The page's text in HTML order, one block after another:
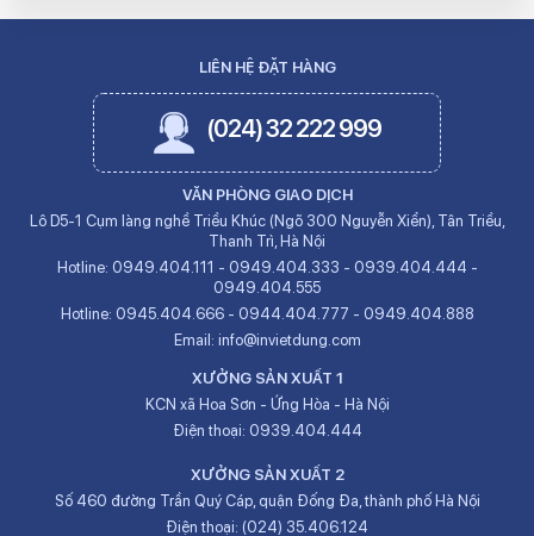
LIÊN HỆ ĐẶT HÀNG
(024) 32 222 999
VĂN PHÒNG GIAO DỊCH
Lô D5-1 Cụm làng nghề Triều Khúc (Ngõ 300 Nguyễn Xiển), Tân Triều,
Thanh Trì, Hà Nội
Hotline: 0949.404.111 - 0949.404.333 - 0939.404.444 -
0949.404.555
Hotline: 0945.404.666- 0944.404.777 - 0949.404.888
Email: info@invietdung.com
XƯỞNG SẢN XUẤT 1
KCN xã Hoa Sơn - Ứng Hòa - Hà Nội
Điện thoại: 0939.404.444
XƯỞNG SẢN XUẤT 2
Số 460 đường Trần Quý Cáp, quận Đống Đa, thành phố Hà Nội
Điện thoại: (024) 35.406.124